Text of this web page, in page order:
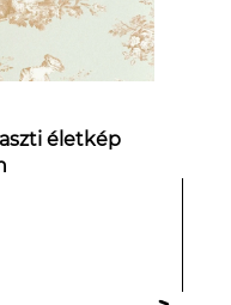
életkép